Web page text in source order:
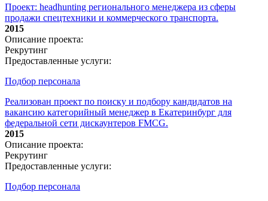
Проект: headhunting регионального менеджера из сферы
продажи спецтехники и коммерческого транспорта.
2015
Описание проекта:
Рекрутинг
Предоставленные услуги:
Подбор персонала
Реализован проект по поиску и подбору кандидатов на
вакансию категорийный менеджер в Екатеринбург для
федеральной сети дискаунтеров FMCG.
2015
Описание проекта:
Рекрутинг
Предоставленные услуги:
Подбор персонала